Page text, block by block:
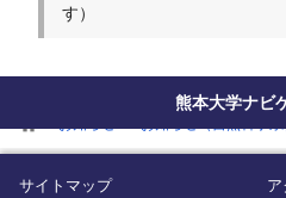
home
す）
熊本大学ナビ
サイトマップ ア